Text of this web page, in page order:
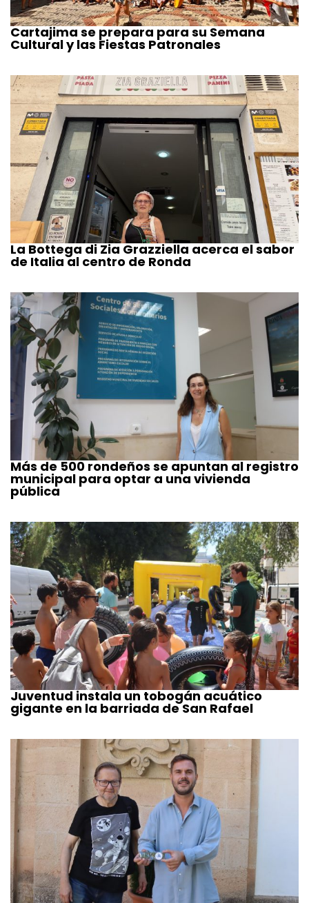
Cartajima se prepara para su Semana
Cultural y las Fiestas Patronales
La Bottega di Zia Grazziella acerca el sabor
de Italia al centro de Ronda
Más de 500 rondeños se apuntan al registro
municipal para optar a una vivienda
pública
Juventud instala un tobogán acuático
gigante en la barriada de San Rafael